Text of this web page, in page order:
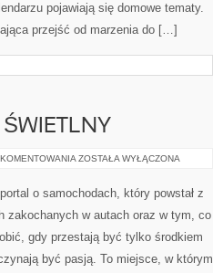
pojawiają się domowe tematy.
przejść od marzenia do […]
OŚWIETLENIE
TUNING
ŚWIETLNY
ZOSTAŁA WYŁĄCZONA
o samochodach, który powstał z
zakochanych w autach oraz w tym, co
gdy przestają być tylko środkiem
być pasją. To miejsce, w którym